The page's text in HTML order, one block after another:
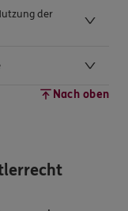
der
Nach oben